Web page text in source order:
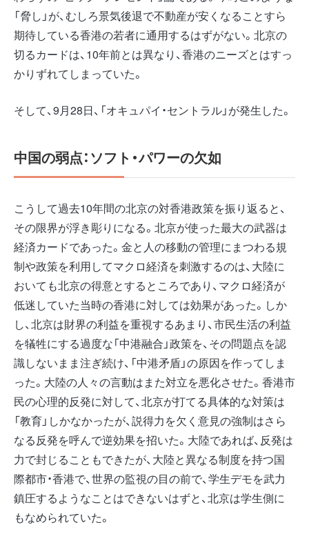
「脅し」が、むしろ景気後退で不動産が安くなることすら
期待している香港の若者に通用するはずがない。北京の
切るカードは、10年前とは異なり、香港のニーズとはすっ
かりずれてしまっていた。
そして、9月28日、「オキュパイ・セントラル」が発生した。
中国の弱点：ソフト・パワーの欠如
こうして過去10年間の北京の対香港政策を振り返ると、
その限界が浮き彫りになる。北京が使った最大の武器は
経済カードであった。金と人の移動の管理にまつわる規
制や政策を利用してマクロ経済を刺激するのは、大陸に
おいても北京の得意とするところであり、マクロ経済が
低迷していた当時の香港に対しては効果があった。しか
し、北京は財界の利益を重視するあまり、市民生活の利益
を犠牲にする過度な「中港融合」政策を、その問題点を認
識しないまま注ぎ続け、「中港矛盾」の原因を作ってしま
った。大陸の人々の言動はまた対立を悪化させた。香港市
民の心理的反発に対して、北京が打てる具体的な対策は
「教育」しかなかったが、説得力を欠く意見の強制はさら
なる反発を呼んで逆効果を招いた。大陸であれば、反発は
力で封じることもできたが、大陸と異なる制度を持つ国
際都市・香港で、世界の監視の目の前で、学生デモを武力
鎮圧するようなことはできないはずと、北京は学生側に
もなめられていた。